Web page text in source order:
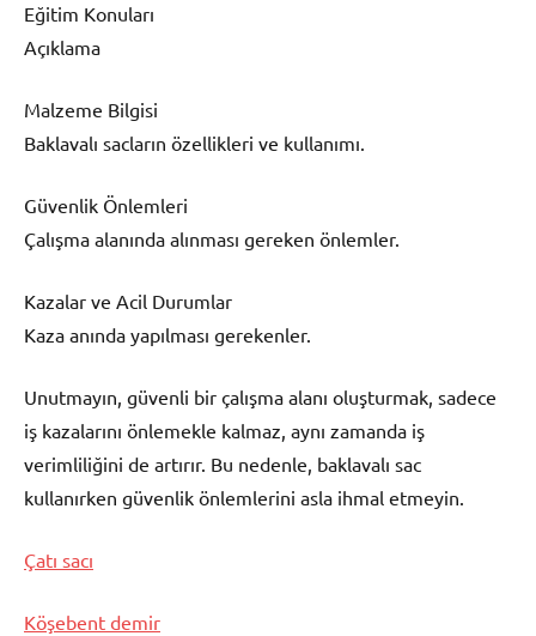
Eğitim Konuları
Açıklama
Malzeme Bilgisi
Baklavalı sacların özellikleri ve kullanımı.
Güvenlik Önlemleri
Çalışma alanında alınması gereken önlemler.
Kazalar ve Acil Durumlar
Kaza anında yapılması gerekenler.
Unutmayın, güvenli bir çalışma alanı oluşturmak, sadece
iş kazalarını önlemekle kalmaz, aynı zamanda iş
verimliliğini de artırır. Bu nedenle, baklavalı sac
kullanırken güvenlik önlemlerini asla ihmal etmeyin.
Çatı sacı
Köşebent demir